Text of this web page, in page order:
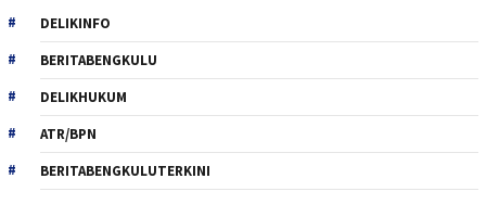
DELIKINFO
BERITABENGKULU
DELIKHUKUM
ATR/BPN
BERITABENGKULUTERKINI